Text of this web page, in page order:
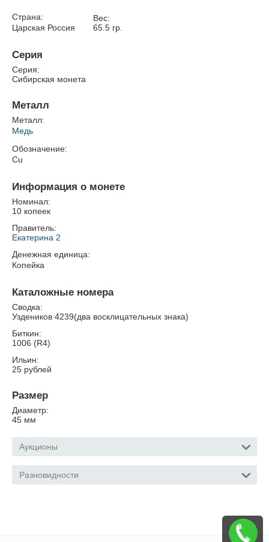
Страна:
Царская Россия
Вес:
65.5гр.
Серия
Серия:
Сибирская монета
Металл
Металл:
Медь
Обозначение:
Cu
Информация о монете
Номинал:
10 копеек
Правитель:
Екатерина 2
Денежная единица:
Копейка
Каталожные номера
Сводка:
Уздеников 4239(два восклицательных знака)
Биткин:
1006 (R4)
Ильин:
25 рублей
Размер
Диаметр:
45 мм
Аукционы
Разновидности